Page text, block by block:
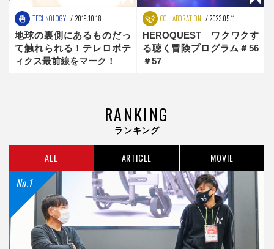
TECHNOLOGY 2019.10.18
地球の裏側にあるものだっ
て触れられる！テレロボテ
ィクス最前線をマーク！
COLLABORATION 2023.05.11
HEROQUEST ワクワクす
る聴く冒険プログラム＃56
＃57
RANKING
ランキング
ALL ARTICLE MOVIE